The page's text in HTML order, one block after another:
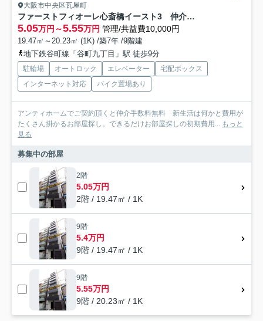
大阪市中央区瓦屋町
ファーストフィオーレ心斎橋イースト3 仲介手数料無料
5.05万円～5.55万円 管理/共益費10,000円
19.47㎡～20.23㎡ (1K) /築7年 /9階建
地下鉄谷町線「谷町九丁目」駅 徒歩9分
駐輪場 オートロック エレベーター
宅配ボックス
インターネット対応
バイク置場あり
アンティホームでご契約頂くと仲介手数料無料 新生活は何かと費用が
たくさん掛かるお部屋探し。できるだけお部屋探しの初期費用...
もっと
見る
募集中の部屋
2階
5.05万円
2階 / 19.47㎡ / 1K
9階
5.4万円
9階 / 19.47㎡ / 1K
9階
5.55万円
9階 / 20.23㎡ / 1K